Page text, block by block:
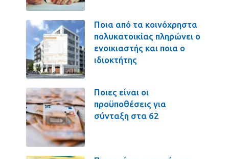
Ποια από τα κοινόχρηστα
πολυκατοικίας πληρώνει ο
ενοικιαστής και ποια ο
ιδιοκτήτης
Ποιες είναι οι
προϋποθέσεις για
σύνταξη στα 62